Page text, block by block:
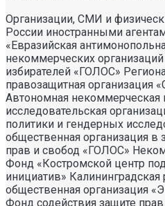
Организации, СМИ и
России иностранными
«Евразийская антимонопольная ассоциация» Ассоциация некоммерческих организаций «В защиту прав избирателей «ГОЛОС» Региональная общественная правозащитная организация «Союз «Женщины Дона» Автономная некоммерческая научно- исследовательская организация «Центр социальной политики и гендерных исследований» Региональная общественная организация в защиту демократических прав и свобод «ГОЛОС» Некоммерческая организация Фонд «Костромской центр поддержки общественных инициатив» Калининградская региональная общественная организация «Экозащита!-Женсовет» Фонд содействия защите прав и свобод граждан «Общественный вердикт» Межрегиональная общественная организация Правозащитный Центр «Мемориал» Автономная некоммерческая организация «Юристы за конституционные права и свободы» Межрегиональная Ассоциация правозащитных общественных объединений «Правозащитная ассоциация» Санкт-Петербургская региональная общественная правозащитная организация «Солдатские матери Санкт-Петербурга» Фонд «Институт Развития Свободы Информации» Автономная некоммерческая организация «Научный центр международных исследований «ПИР» Ассоциация «Партнерство для развития» (Саратовская региональная общественная благотворительная организация) Частное учреждение «Информационное агентство МЕМО. РУ» Некоммерческое партнерство «Институт региональной прессы» Автономная некоммерческая организация «Московская школа гражданского просвещения» Архангельская региональная общественная организация социально- психологической и правовой помощи лесбиянкам, геям, бисексуалам и трансгендерам (ЛГБТ) «Ракурс» Карачаево-Черкесская Республиканская молодежная общественная организация «Союз молодых политологов» Общероссийское общественное движение защиты прав человека «За права человека» Краснодарская краевая общественная организация выпускников вузов Калининградская региональная общественная организация «Правозащитный центр» Региональная общественная организация «Общественная комиссия по сохранению наследия академика Сахарова» Санкт-Петербургская правозащитная общественная организация «Лига избирательниц» Фонд поддержки свободы прессы Санкт-Петербургская общественная правозащитная организация «Гражданский контроль» Автономная некоммерческая организация информационных и правовых услуг «Ресурсный правозащитный центр» Межрегиональная общественная правозащитная организация «Человек и Закон» Автономная некоммерческая организация «Центр социального проектирования «Возрождение» Межрегиональная общественная организация «Информационно- просветительский центр «Мемориал» Межрегиональная общественная организация «Комитет против пыток» «Частное учреждение в Санкт- Петербурге по административной поддержке реализации программ и проектов Совета Министров северных стран» Автономная некоммерческая правозащитная организация «Молодежный центр консультации и тренинга» Еврейское областное региональное отделение Общероссийской общественной организации «Муниципальная Академия» Некоммерческое партнерство «Институт развития прессы-Сибирь» Мурманская региональная общественная организация «Центр социально-психологической помощи и правовой поддержки жертв дискриминации и гомофобии «Максимум» Межрегиональный общественный фонд содействия развитию гражданского общества «ГОЛОС – Поволжье» Межрегиональная благотворительная общественная организация «Сибирский экологический центр» Фонд «Центр гражданского анализа и независимых исследований «ГРАНИ» Городская общественная организация «Самарский центр гендерных исследований» Региональный Фонд «Центр Защиты Прав Средств Массовой Информации» Челябинский региональный благотворительный общественный фонд «За природу» Челябинское региональное экологическое общественное движение «За природу» Общественное региональное движение «Новгородский Женский Парламент» Самарская региональная общественная организация содействия гармонизации межнациональных отношений «АЗЕРБАЙДЖАН» Мурманская региональная молодежная общественная организация «Гуманистическое движение молодежи» Мурманская региональная общественная экологическая организация «Беллона-Мурманск» Частное учреждение дополнительного профессионального образования «Учебный центр экологии и безопасности» Фонд поддержки социальных проектов «Миграция XXI век» Ростовская городская общественная организация «ЭКО-ЛОГИКА» Автономная некоммерческая организация «Центр антикоррупционных исследований и инициатив «Трансперенси Интернешнл-Р» Озерская городская социально- экологическая общественная организация «Планета надежд» Новосибирский областной общественный фонд «Фонд защиты прав потребителей» Региональная общественная благотворительная организация помощи беженцам и мигрантам «Гражданское содействие» Фонд поддержки расследовательской журналистики – Фонд 19/29 Калининградская региональная общественная организация информационно-правовых программ «Женская лига» Автономная некоммерческая организация «Мемориальный центр истории политических репрессий «Пермь-36» Ассоциация «Экспертно-правовое партнерство «Союз» Некоммерческое партнерство «Клуб бухгалтеров и аудиторов некоммерческих организаций» «Частное учреждение в Калининграде по административной поддержке реализации